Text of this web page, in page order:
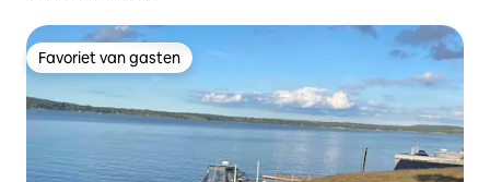
Favoriet van gasten
Favoriet van gasten